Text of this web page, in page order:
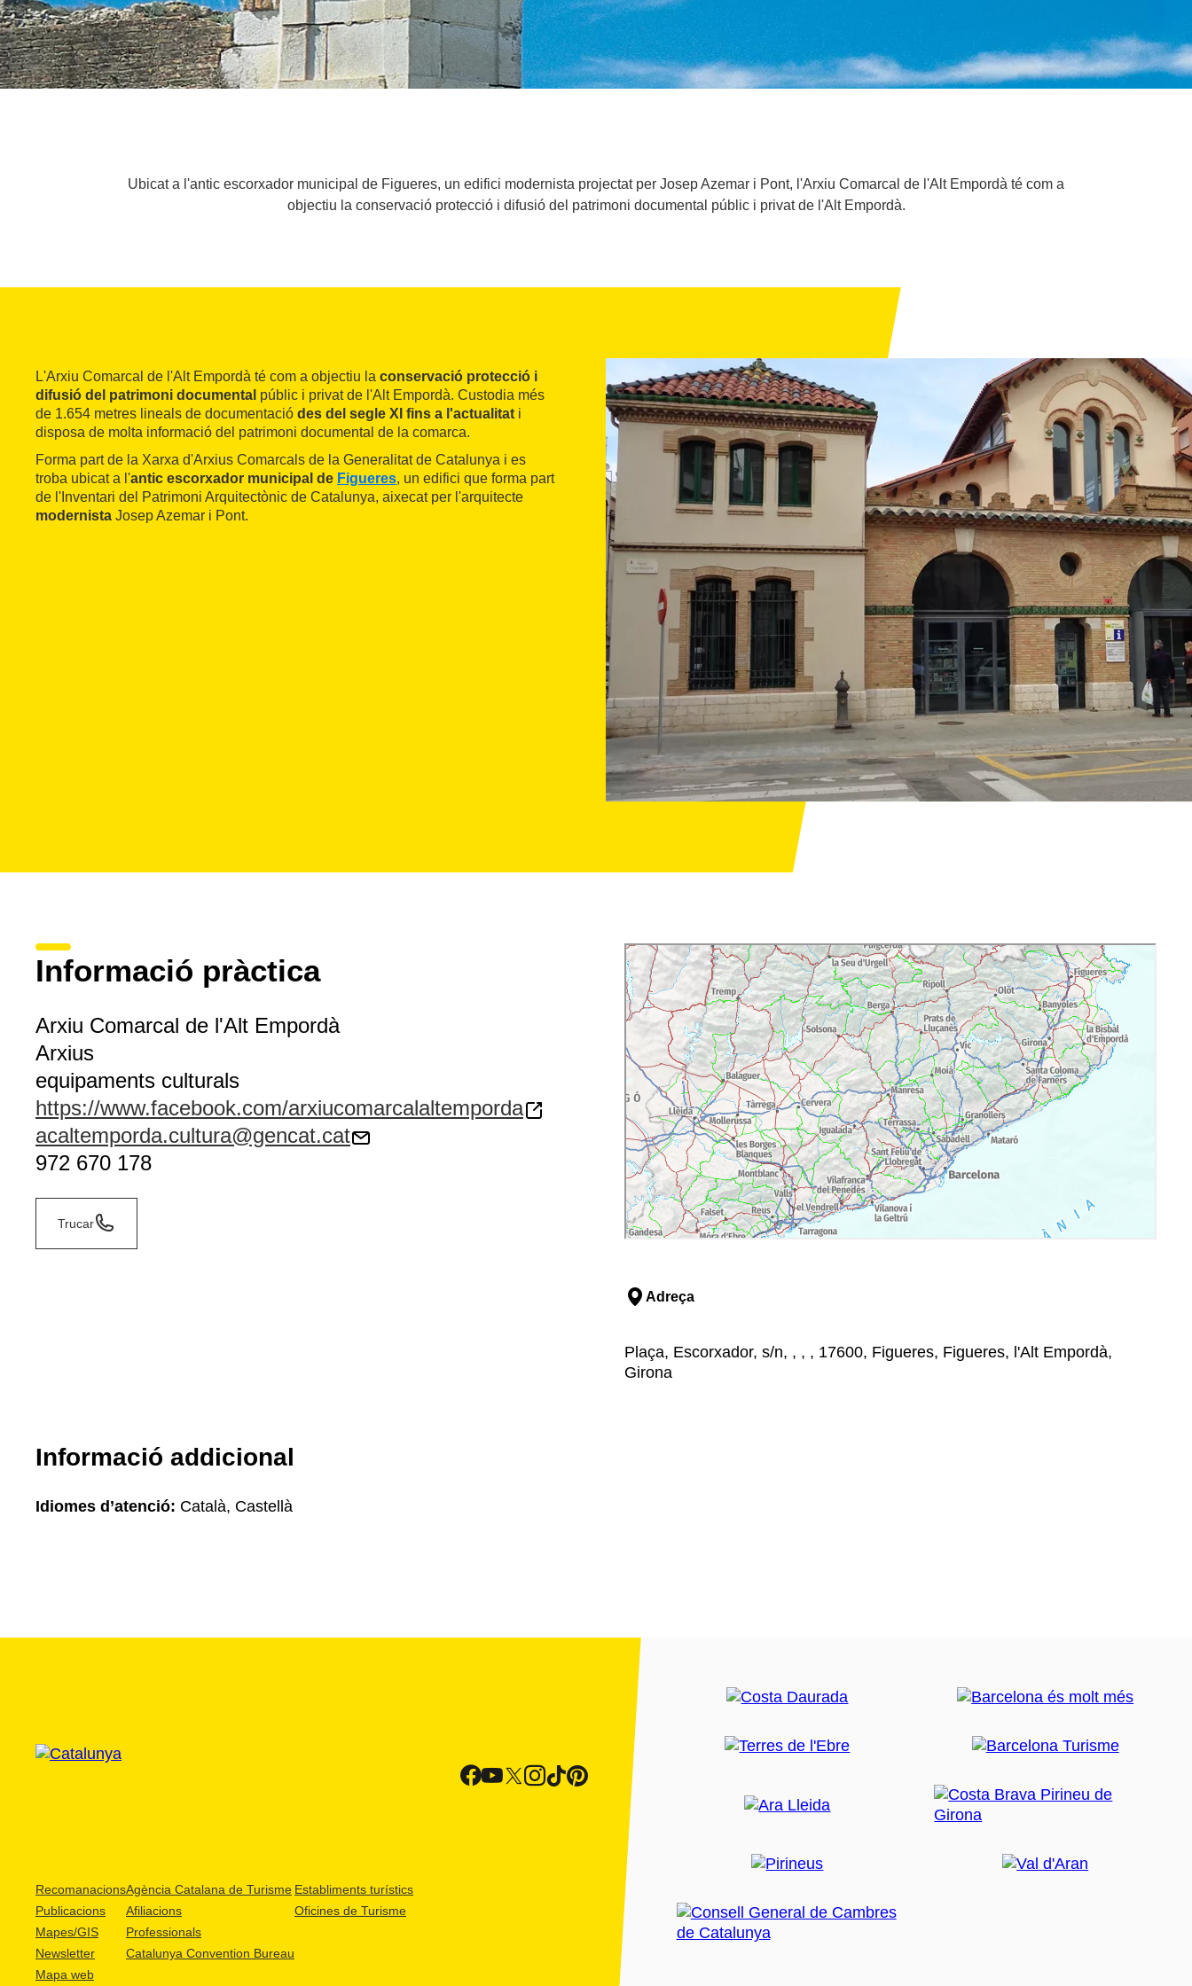
Ubicat a l'antic escorxador municipal de Figueres, un edifici modernista projectat per Josep Azemar i Pont, l'Arxiu Comarcal de l'Alt Empordà té com a
objectiu la conservació protecció i difusió del patrimoni documental públic i privat de l'Alt Empordà.
L'Arxiu Comarcal de l'Alt Empordà té com a objectiu la conservació protecció i
difusió del patrimoni documental públic i privat de l'Alt Empordà. Custodia més
de 1.654 metres lineals de documentació des del segle XI fins a l'actualitat i
disposa de molta informació del patrimoni documental de la comarca.
Forma part de la Xarxa d'Arxius Comarcals de la Generalitat de Catalunya i es
troba ubicat a l'antic escorxador municipal de Figueres, un edifici que forma part
de l'Inventari del Patrimoni Arquitectònic de Catalunya, aixecat per l'arquitecte
modernista Josep Azemar i Pont.
Informació pràctica
Arxiu Comarcal de l'Alt Empordà
Arxius
equipaments culturals
https://www.facebook.com/arxiucomarcalaltemporda
acaltemporda.cultura@gencat.cat
972 670 178
Trucar
Adreça
Plaça, Escorxador, s/n, , , , 17600, Figueres, Figueres, l'Alt Empordà,
Girona
Informació addicional
Idiomes d’atenció: Català, Castellà
Recomanacions
Publicacions
Mapes/GIS
Newsletter
Mapa web
Agència Catalana de Turisme
Afiliacions
Professionals
Catalunya Convention Bureau
Establiments turístics
Oficines de Turisme